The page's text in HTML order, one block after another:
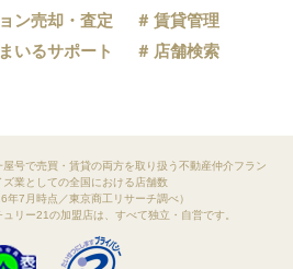
ン売却・査定
賃貸管理
いるサポート
店舗検索
号で売買・賃貸の両方を取り扱う不動産仲介フラン
ズ業としての全国における店舗数
年7月時点／東京商工リサーチ調べ）
ュリー21の加盟店は、すべて独立・自営です。